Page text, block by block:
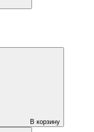
В корзину